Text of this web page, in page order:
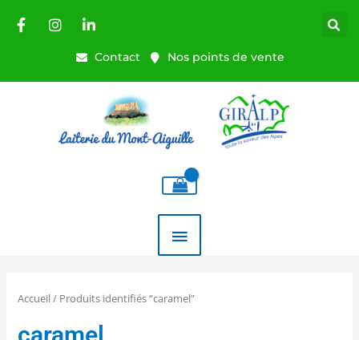
Contact Nos points de vente
PRINCIPAL
Accueil/ Produits identifiés “caramel”